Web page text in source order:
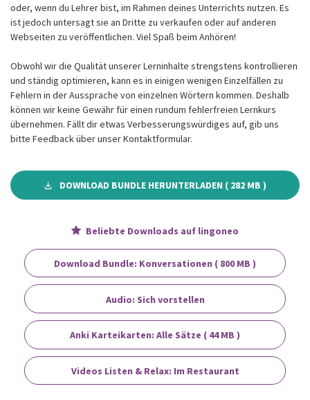
oder, wenn du Lehrer bist, im Rahmen deines Unterrichts nutzen. Es
ist jedoch untersagt sie an Dritte zu verkaufen oder auf anderen
Webseiten zu veröffentlichen. Viel Spaß beim Anhören!
Obwohl wir die Qualität unserer Lerninhalte strengstens kontrollieren
und ständig optimieren, kann es in einigen wenigen Einzelfällen zu
Fehlern in der Aussprache von einzelnen Wörtern kommen. Deshalb
können wir keine Gewähr für einen rundum fehlerfreien Lernkurs
übernehmen. Fällt dir etwas Verbesserungswürdiges auf, gib uns
bitte Feedback über unser Kontaktformular.
DOWNLOAD BUNDLE HERUNTERLADEN ( 282 MB )
Beliebte Downloads auf lingoneo
Download Bundle: Konversationen ( 800 MB )
Audio: Sich vorstellen
Anki Karteikarten: Alle Sätze ( 44 MB )
Videos Listen & Relax: Im Restaurant